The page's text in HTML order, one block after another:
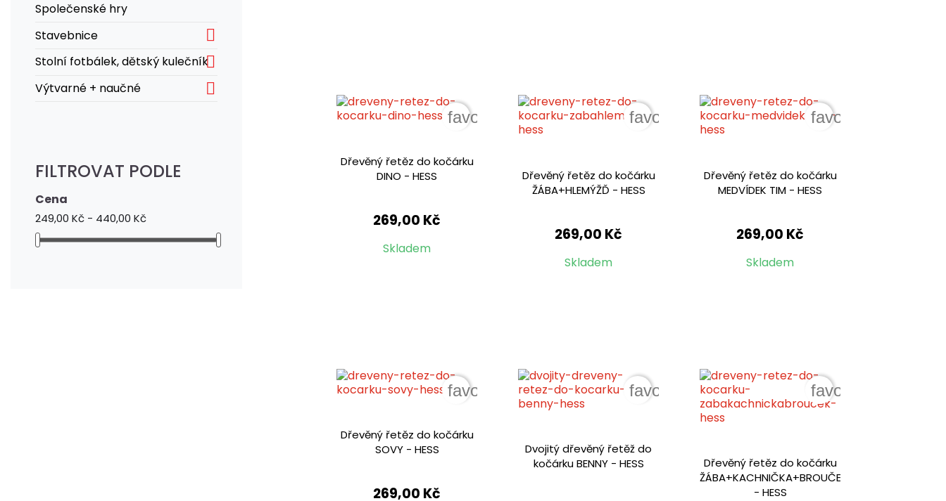
Společenské hry
Stavebnice

Stolní fotbálek, dětský kulečník
Výtvarné + naučné 
FILTROVAT PODLE
Cena
249,00 Kč - 440,00 Kč
Dřevěný řetěz do kočárku
DINO - HESS
269,00 Kč
Skladem
favorite_border
Dřevěný řetěz do kočárku
ŽÁBA+HLEMÝŽĎ - HESS
269,00 Kč
Skladem
favorite_border
Dřevěný řetěz do kočárku
MEDVÍDEK TIM - HESS
269,00 Kč
Skladem
favorite_border
Dřevěný řetěz do kočárku
SOVY - HESS
269,00 Kč
favorite_border
Dvojitý dřevěný řetěž do
kočárku BENNY - HESS
favorite_border
Dřevěný řetěz do kočárku
ŽÁBA+KACHNIČKA+BROUČEK
- HESS
favorite_border